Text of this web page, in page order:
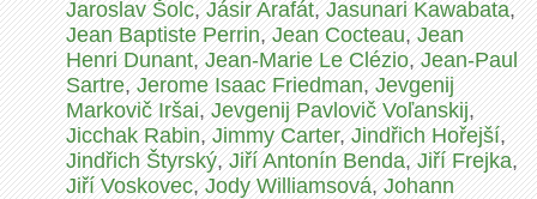
Jaroslav Šolc,Jásir Arafát,Jasunari Kawabata,
Jean Baptiste Perrin,Jean Cocteau,Jean
Henri Dunant,Jean-Marie Le Clézio,Jean-Paul
Sartre,Jerome Isaac Friedman,Jevgenij
Markovič Iršai,Jevgenij Pavlovič Voľanskij,
Jicchak Rabin,Jimmy Carter,Jindřich Hořejší,
Jindřich Štyrský,Jiří Antonín Benda,Jiří Frejka,
Jiří Voskovec,Jody Williamsová,Johann